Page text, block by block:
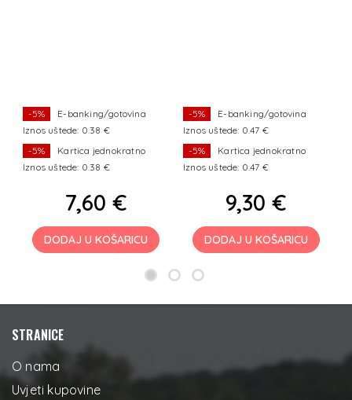
-5%
E-banking/gotovina
Iznos uštede: 0.38 €
-5%
Kartica jednokratno
Iznos uštede: 0.38 €
7,60 €
DODAJ U KOŠARICU
-5%
E-banking/gotovina
Iznos uštede: 0.47 €
-5%
Kartica jednokratno
Iznos uštede: 0.47 €
9,30 €
DODAJ U KOŠARICU
STRANICE
O nama
Uvjeti kupovine